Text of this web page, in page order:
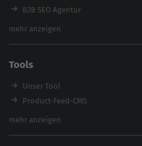
Magazin
B2B SEO Agentur
Inhouse SEO Agentur
Enterprise SEO Agentur
Workshops
mehr anzeigen
Tools
Unser Tool
Product-Feed-CMS
Website Analyse
mehr anzeigen